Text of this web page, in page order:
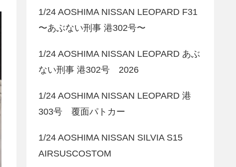
1/24 AOSHIMA NISSAN LEOPARD F31
〜あぶない刑事 港302号〜
1/24 AOSHIMA NISSAN LEOPARD あぶ
ない刑事 港302号 2026
1/24 AOSHIMA NISSAN LEOPARD 港
303号 覆面パトカー
1/24 AOSHIMA NISSAN SILVIA S15
AIRSUSCOSTOM